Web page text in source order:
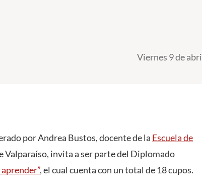
Viernes 9 de
por Andrea Bustos, docente de la Escuela de
invita a ser parte del Diplomado
, el cual cuenta con un total de 18 cupos.